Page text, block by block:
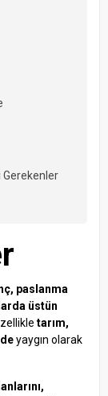
Gerekenler
paslanma
üstün
tarım,
yaygın olarak